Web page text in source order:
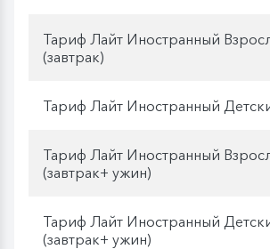
Тариф Лайт Иностранный
(завтрак)
Тариф Лайт Иностранный
Тариф Лайт Иностранный
(завтрак+ ужин)
Тариф Лайт Иностранный
(завтрак+ ужин)